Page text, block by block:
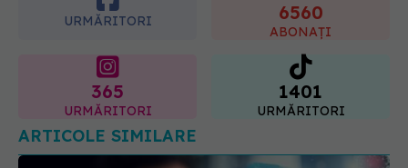
URMĂRITORI 6560
ABONAȚI
365
URMĂRITORI
1401
URMĂRITORI
ARTICOLE SIMILARE